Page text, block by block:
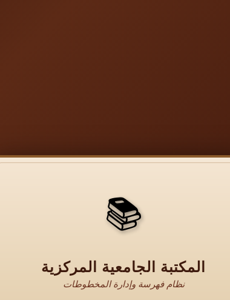
📚
المكتبة الجامعية المركزية
نظام فهرسة وإدارة المخطوطات